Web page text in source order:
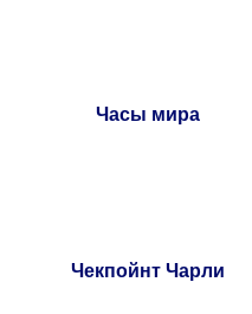
Часы мира
Чекпойнт Чарли